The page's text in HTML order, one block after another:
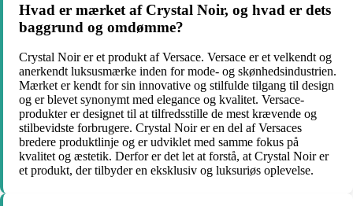
Hvad er mærket af Crystal Noir, og hvad er dets
baggrund og omdømme?
Crystal Noir er et produkt af Versace. Versace er et velkendt og
anerkendt luksusmærke inden for mode- og skønhedsindustrien.
Mærket er kendt for sin innovative og stilfulde tilgang til design
og er blevet synonymt med elegance og kvalitet. Versace-
produkter er designet til at tilfredsstille de mest krævende og
stilbevidste forbrugere. Crystal Noir er en del af Versaces
bredere produktlinje og er udviklet med samme fokus på
kvalitet og æstetik. Derfor er det let at forstå, at Crystal Noir er
et produkt, der tilbyder en eksklusiv og luksuriøs oplevelse.